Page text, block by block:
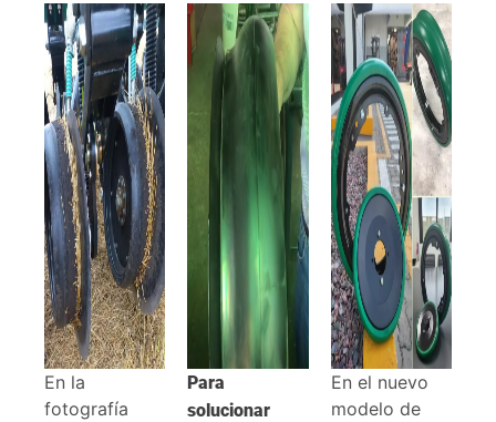
En la
fotografía
Para
solucionar
En el nuevo
modelo de